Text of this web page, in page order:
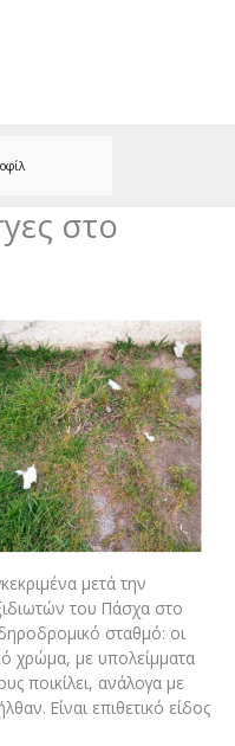
στο
μετά την
του Πάσχα στο
σταθμό: οι
χρώμα, με υπολείμματα
ποικίλει, ανάλογα με
Είναι επιθετικό είδος